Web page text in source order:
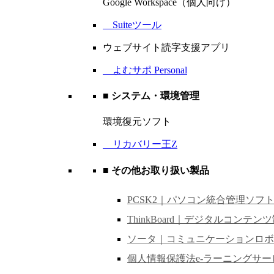
Suiteツール
ウェブサイト読字支援アプリ
よむサポ Personal
■ システム・環境管理
環境復元ソフト
リカバリー王Z
■ その他お取り扱い製品
PCSK2｜パソコン統合管理ソフト
ThinkBoard｜デジタルコンテン
ソータ｜コミュニケーションロボ
個人情報保護法e-ラーニングサー